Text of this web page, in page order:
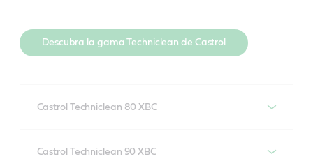
Descubra la gama Techniclean de Castrol
Castrol Techniclean 80 XBC
alto rendimiento para operaciones de mecanizado
Castrol Techniclean 90 XBC